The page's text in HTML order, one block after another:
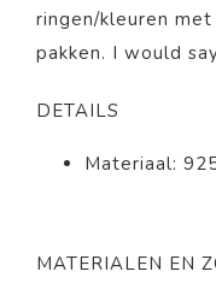
ringen/kleuren
pakken. I would
DETAILS
Materiaal:
MATERIALEN EN